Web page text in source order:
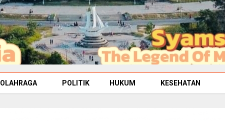
OLAHRAGA POLITIK HUKUM KESEHATAN